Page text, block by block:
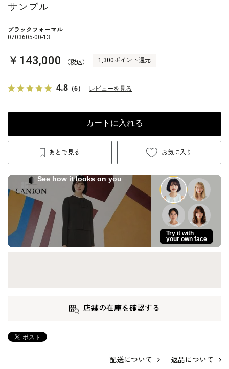
サンブル
ブラックフォーマル
0703605-00-13
￥143,000 （税込） 1,300ポイント還元
4.8 （6） レビューを見る
カートに入れる
あとで見る お気に入り
See how it looks on you
Try it with
your own face
店舗の在庫を確認する
配送について
返品について